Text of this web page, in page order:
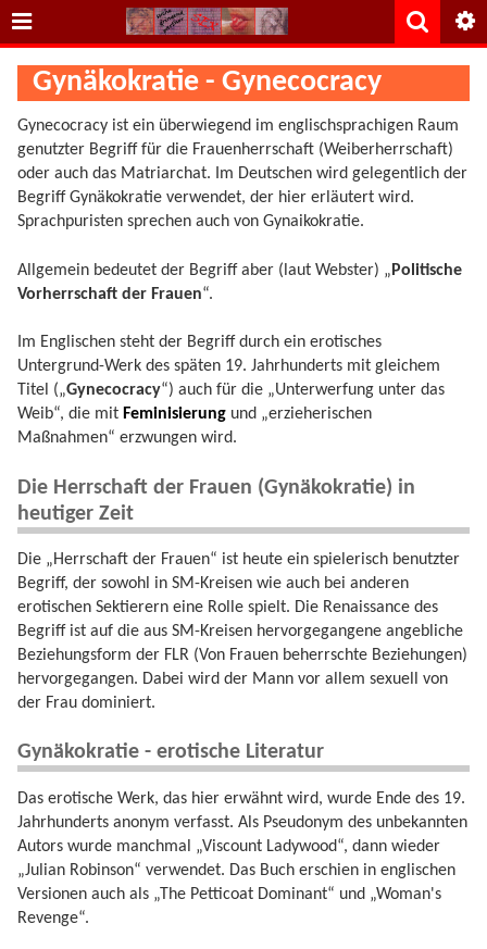
Gynäkokratie - Gynecocracy
Gynecocracy ist ein überwiegend im englischsprachigen Raum
genutzter Begriff für die Frauenherrschaft (Weiberherrschaft)
oder auch das Matriarchat. Im Deutschen wird gelegentlich der
Begriff Gynäkokratie verwendet, der hier erläutert wird.
Sprachpuristen sprechen auch von Gynaikokratie.
Allgemein bedeutet der Begriff aber (laut Webster) „ Politische
Vorherrschaft der Frauen“.
Im Englischen steht der Begriff durch ein erotisches
Untergrund-Werk des späten 19. Jahrhunderts mit gleichem
Titel („Gynecocracy“) auch für die „Unterwerfung unter das
Weib“, die mit Feminisierung und „erzieherischen
Maßnahmen“ erzwungen wird.
Die Herrschaft der Frauen (Gynäkokratie) in
heutiger Zeit
Die „Herrschaft der Frauen“ ist heute ein spielerisch benutzter
Begriff, der sowohl in SM-Kreisen wie auch bei anderen
erotischen Sektierern eine Rolle spielt. Die Renaissance des
Begriff ist auf die aus SM-Kreisen hervorgegangene angebliche
Beziehungsform der FLR (Von Frauen beherrschte Beziehungen)
hervorgegangen. Dabei wird der Mann vor allem sexuell von
der Frau dominiert.
Gynäkokratie - erotische Literatur
Das erotische Werk, das hier erwähnt wird, wurde Ende des 19.
Jahrhunderts anonym verfasst. Als Pseudonym des unbekannten
Autors wurde manchmal „Viscount Ladywood“, dann wieder
„Julian Robinson“ verwendet. Das Buch erschien in englischen
Versionen auch als „The Petticoat Dominant“ und „Woman's
Revenge“.